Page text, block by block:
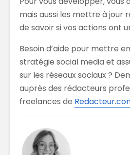
mais aussi les mettre à jour
de savoir si vos actions ont
Besoin d’aide pour mettre
stratégie social media et
sur les réseaux sociaux ?
auprès des rédacteurs
freelances de